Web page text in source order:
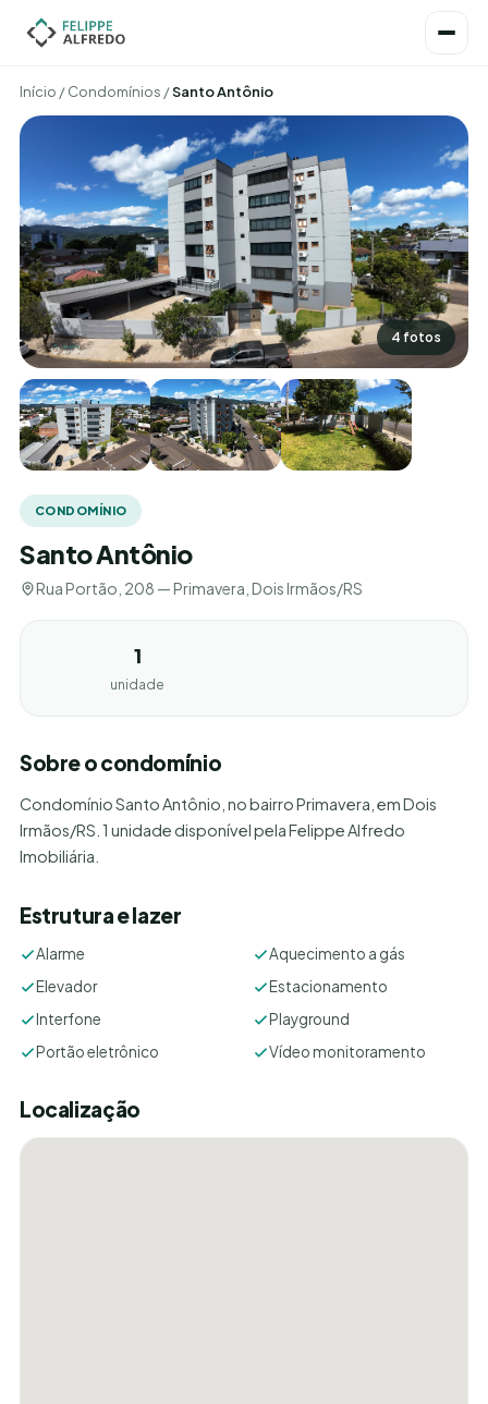
Início /Condomínios /Santo Antônio
4 fotos
CONDOMÍNIO
Santo Antônio
Rua Portão, 208 — Primavera, Dois Irmãos/RS
1
unidade
Sobre o condomínio
Condomínio Santo Antônio, no bairro Primavera, em Dois
Irmãos/RS. 1 unidade disponível pela Felippe Alfredo
Imobiliária.
Estrutura e lazer
Alarme
Aquecimento a gás
Elevador
Estacionamento
Interfone
Playground
Portão eletrônico
Vídeo monitoramento
Localização